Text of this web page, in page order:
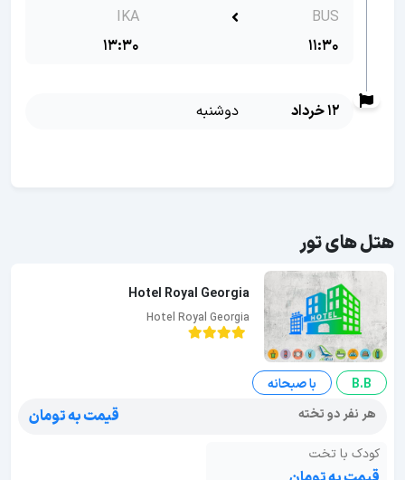
BUS
11:30
IKA
13:30
12 خرداد دوشنبه
هتل های تور
Hotel Royal Georgia
Hotel Royal Georgia
B.B
با صبحانه
هر نفر دو تخته
قیمت به تومان
کودک با تخت